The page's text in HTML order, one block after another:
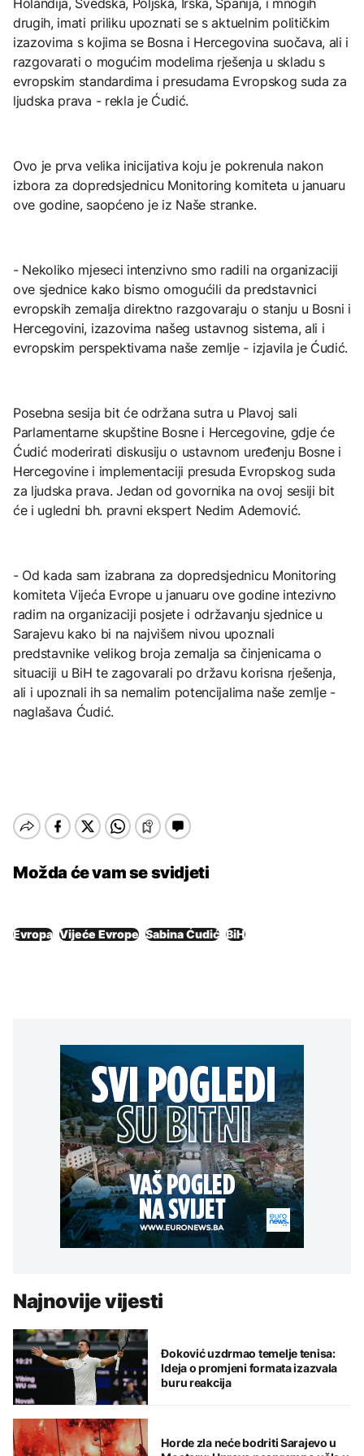
drugih, imati priliku upoznati se s aktuelnim političkim
izazovima s kojima se Bosna i Hercegovina suočava, ali i
razgovarati o mogućim modelima rješenja u skladu s
evropskim standardima i presudama Evropskog suda za
ljudska prava - rekla je Ćudić.
Ovo je prva velika inicijativa koju je pokrenula nakon
izbora za dopredsjednicu Monitoring komiteta u januaru
ove godine, saopćeno je iz Naše stranke.
- Nekoliko mjeseci intenzivno smo radili na organizaciji
ove sjednice kako bismo omogućili da predstavnici
evropskih zemalja direktno razgovaraju o stanju u Bosni i
Hercegovini, izazovima našeg ustavnog sistema, ali i
evropskim perspektivama naše zemlje - izjavila je Ćudić.
Posebna sesija bit će održana sutra u Plavoj sali
Parlamentarne skupštine Bosne i Hercegovine, gdje će
Ćudić moderirati diskusiju o ustavnom uređenju Bosne i
Hercegovine i implementaciji presuda Evropskog suda
za ljudska prava. Jedan od govornika na ovoj sesiji bit
će i ugledni bh. pravni ekspert Nedim Ademović.
- Od kada sam izabrana za dopredsjednicu Monitoring
komiteta Vijeća Evrope u januaru ove godine intezivno
radim na organizaciji posjete i održavanju sjednice u
Sarajevu kako bi na najvišem nivou upoznali
predstavnike velikog broja zemalja sa činjenicama o
situaciji u BiH te zagovarali po državu korisna rješenja,
ali i upoznali ih sa nemalim potencijalima naše zemlje -
naglašava Ćudić.
Možda će vam se svidjeti
Evropa Vijeće Evrope Sabina Ćudić BiH
Najnovije vijesti
Đoković uzdrmao temelje tenisa:
Ideja o promjeni formata izazvala
buru reakcija
Horde zla neće bodriti Sarajevo u